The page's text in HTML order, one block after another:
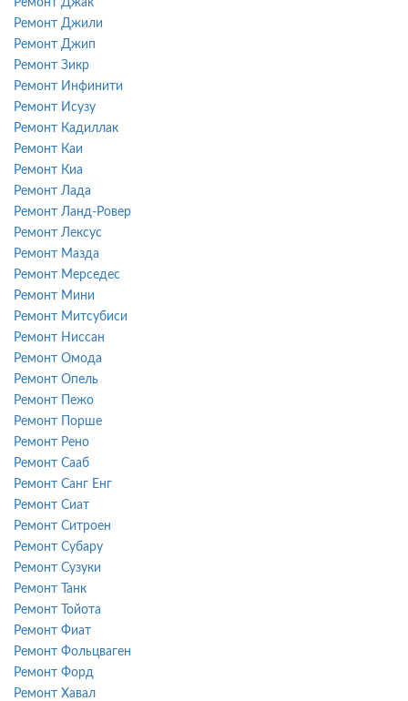
Ремонт Джили
Ремонт Джип
Ремонт Зикр
Ремонт Инфинити
Ремонт Исузу
Ремонт Кадиллак
Ремонт Каи
Ремонт Киа
Ремонт Лада
Ремонт Ланд-Ровер
Ремонт Лексус
Ремонт Мазда
Ремонт Мерседес
Ремонт Мини
Ремонт Митсубиси
Ремонт Ниссан
Ремонт Омода
Ремонт Опель
Ремонт Пежо
Ремонт Порше
Ремонт Рено
Ремонт Сааб
Ремонт Санг Енг
Ремонт Сиат
Ремонт Ситроен
Ремонт Субару
Ремонт Сузуки
Ремонт Танк
Ремонт Тойота
Ремонт Фиат
Ремонт Фольцваген
Ремонт Форд
Ремонт Хавал